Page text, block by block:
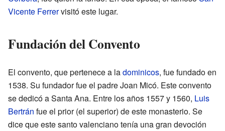
Vicente Ferrervisitó este lugar.
Fundación del Convento
El convento, que pertenece a ladominicos, fue fundado en
1538. Su fundador fue el padre Joan Micó. Este convento
se dedicó a Santa Ana. Entre los años 1557 y 1560, Luis
Bertrán fue el prior (el superior) de este monasterio. Se
dice que este santo valenciano tenía una gran devoción